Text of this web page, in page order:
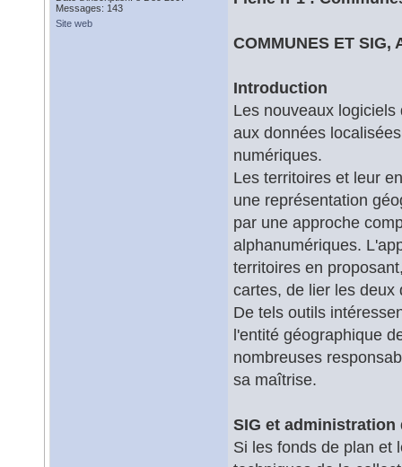
Messages: 143
Site web
COMMUNES ET SIG,
Introduction
Les nouveaux
aux données
numériques.
Les territoires et leur
une représentation
par une approche
alphanumériques.
territoires en
cartes, de lier les deux
De tels outils
l'entité géographique
nombreuses
sa maîtrise.
SIG et
Si les fonds de plan et